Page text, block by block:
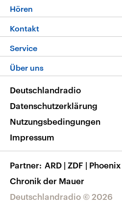
Programm
Die Nachrichten
Nachrichtenleicht
Neue Beiträge auf dlf.de
Hören
Livestream
Podcasts
Deutschlandfunk App
Nachrichten App
Frequenzen
Kontakt
Hörerservice
Service
FAQ
Veranstaltungen
Musikliste
RSS
Über uns
Barrierefreiheit
Deutschlandradio © 2026
Deutschlandradio
Datenschutzerklärung
Nutzungsbedingungen
Impressum
Partner ARD | ZDF | Phoenix
Chronik der Mauer